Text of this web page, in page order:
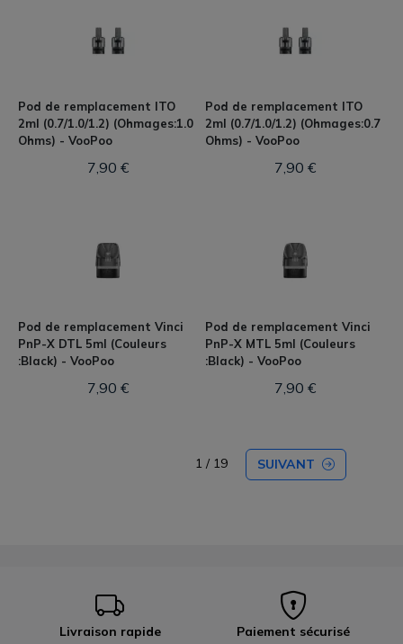
Pod de remplacement ITO
2ml (0.7/1.0/1.2) (Ohmages:1.0
Ohms) - VooPoo
7,90 €
Pod de remplacement ITO
2ml (0.7/1.0/1.2) (Ohmages:0.7
Ohms) - VooPoo
7,90 €
Pod de remplacement Vinci
PnP-X DTL 5ml (Couleurs
:Black) - VooPoo
7,90 €
Pod de remplacement Vinci
PnP-X MTL 5ml (Couleurs
:Black) - VooPoo
7,90 €
1 / 19 SUIVANT
Livraison rapide Paiement sécurisé